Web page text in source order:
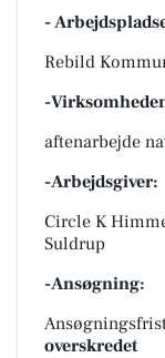
-
Rebild
-
aftenarbejde
-Arbejdsgiver:
Circle K
Suldrup
-Ansøgning:
overskredet